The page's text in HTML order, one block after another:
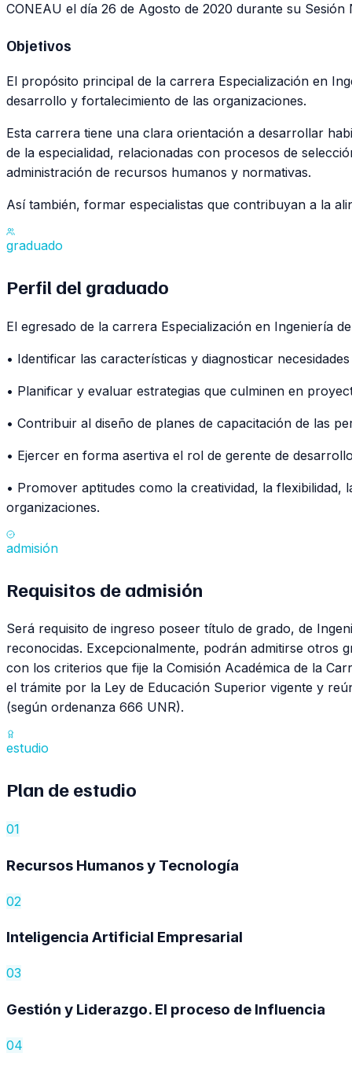
CONEAU el día 26 de Agosto de 2020 durante su Sesión
Objetivos
El propósito principal de la carrera Especialización en
desarrollo y fortalecimiento de las organizaciones.
Esta carrera tiene una clara orientación a desarrollar
de la especialidad, relacionadas con procesos de
administración de recursos humanos y normativas.
Así también, formar especialistas que contribuyan a la
graduado
Perfil del graduado
El egresado de la carrera Especialización en Ingeniería
• Identificar las características y diagnosticar
• Planificar y evaluar estrategias que culminen en
• Contribuir al diseño de planes de capacitación de las
• Ejercer en forma asertiva el rol de gerente de
• Promover aptitudes como la creatividad, la
organizaciones.
admisión
Requisitos de admisión
Será requisito de ingreso poseer título de grado, de
reconocidas. Excepcionalmente, podrán admitirse otros
con los criterios que fije la Comisión Académica de la
el trámite por la Ley de Educación Superior vigente y
(según ordenanza 666 UNR).
estudio
Plan de estudio
01
Recursos Humanos y Tecnología
02
Inteligencia Artificial Empresarial
03
Gestión y Liderazgo. El proceso de Influencia
04